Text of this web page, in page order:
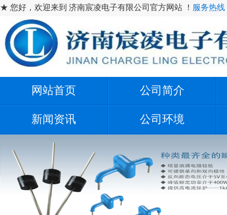
★ 您好，欢迎来到 济南宸凌电子有限公司官方网站 ！ 服务热线
网站首页 公司简介
新闻资讯 公司环境